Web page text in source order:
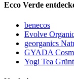
Ecco Verde
benecos
Evolve
georganics
GYADA
Yogi Tea